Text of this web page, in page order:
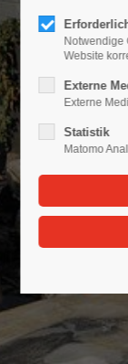
Notwendige
Website
Externe
Externe
Statistik
Matomo